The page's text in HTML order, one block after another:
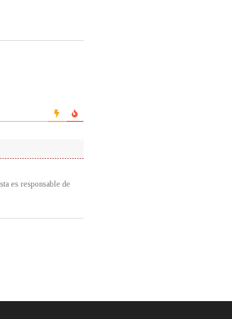
es responsable de